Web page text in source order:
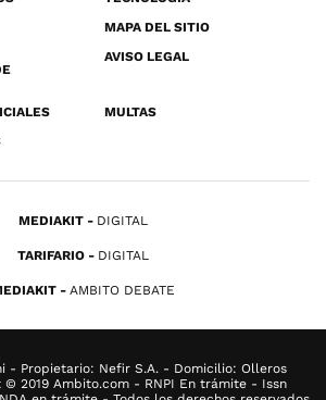
MAPA DEL SITIO
AVISO LEGAL
MULTAS
MEDIAKIT DIGITAL
TARIFARIO DIGITAL
AMBITO DEBATE
- Propietario: Nefir S.A. - Domicilio: Olleros
© 2019 Ambito.com - RNPI En trámite - Issn